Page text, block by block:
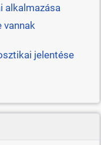
alkalmazása
vannak
jelentése